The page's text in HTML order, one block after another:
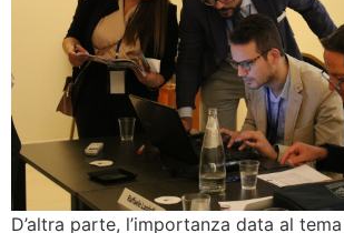
D’altra parte, l’importanza data al